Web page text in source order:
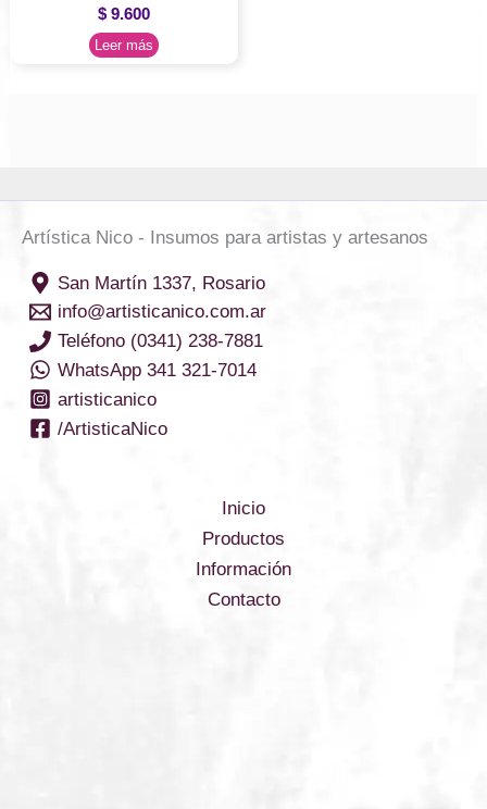
$ 9.600
Leer más
Artística Nico - Insumos para artistas y artesanos
San Martín 1337, Rosario
info@artisticanico.com.ar
Teléfono (0341) 238-7881
WhatsApp 341 321-7014
artisticanico
/ArtisticaNico
Inicio
Productos
Información
Contacto